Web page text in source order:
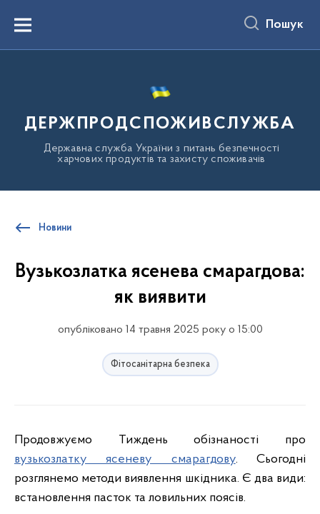
вмістуMenu Пошук
ДЕРЖПРОДСПОЖИВСЛУЖБА
Державна служба України з питань безпечності
харчових продуктів та захисту споживачів
Новини
Вузькозлатка ясенева смарагдова:
як виявити
опубліковано 14 травня 2025 року о 15:00
Фітосанітарна безпека
Продовжуємо Тиждень обізнаності про
вузькозлатку ясеневу смарагдову. Сьогодні
розглянемо методи виявлення шкідника. Є два види:
встановлення пасток та ловильних поясів.